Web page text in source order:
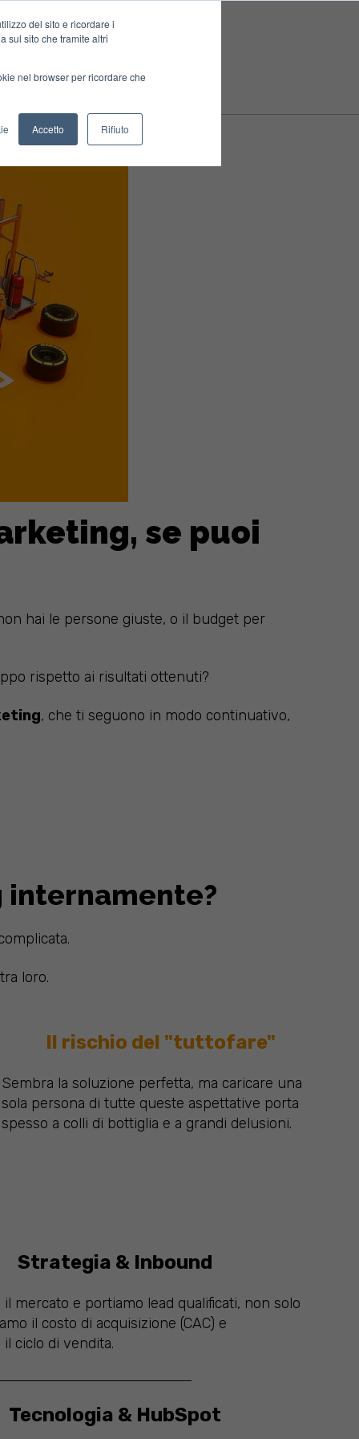
del sito e ricordare i
sul sito che tramite altri
nel browser per ricordare che
Accetto Rifiuto
se puoi
hai le persone giuste, o il budget per
rispetto ai risultati ottenuti?
, che ti seguono in modo continuativo,
internamente?
loro.
Il rischio del "tuttofare"
Sembra la soluzione perfetta, ma caricare una
sola persona di tutte queste aspettative porta
spesso a colli di bottiglia e a grandi delusioni.
Strategia & Inbound
il mercato e portiamo lead qualificati, non solo
il costo di acquisizione (CAC) e
ciclo di vendita.
Tecnologia & HubSpot